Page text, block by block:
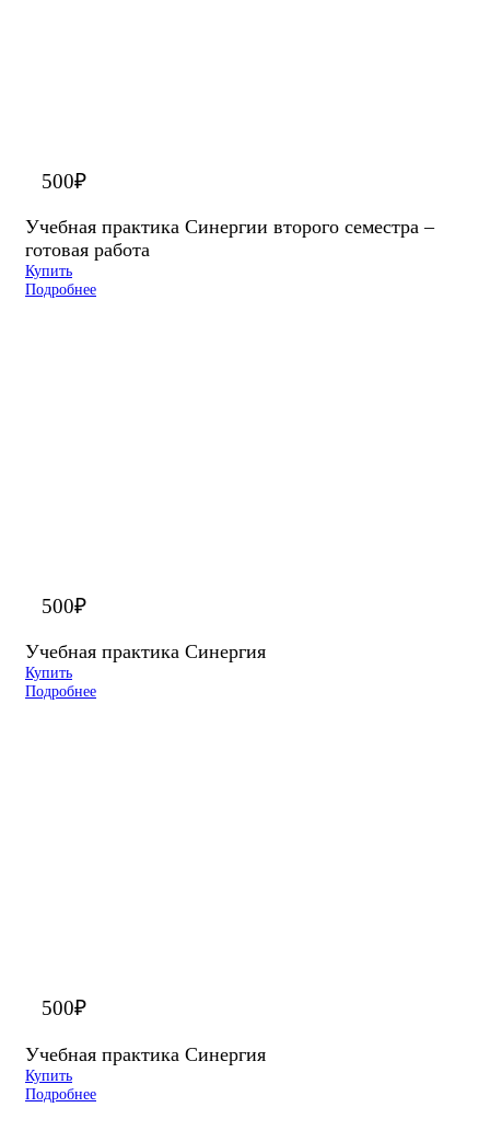
500₽
Учебная практика Синергии второго семестра –
готовая работа
Купить
Подробнее
500₽
Учебная практика Синергия
Купить
Подробнее
500₽
Учебная практика Синергия
Купить
Подробнее